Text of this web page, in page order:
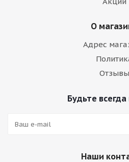
О
Адрес
Отзывы
Будьте всегда
Наши